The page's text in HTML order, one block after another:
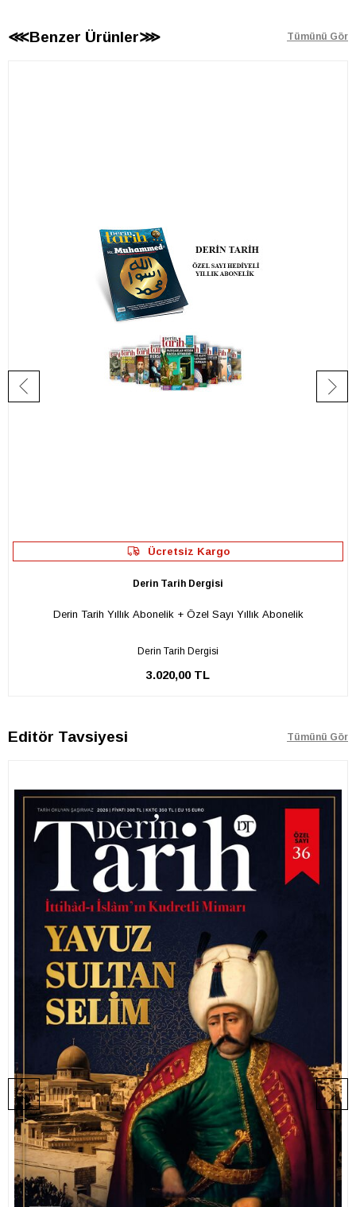
⋘Benzer Ürünler⋙ Tümünü Gör
Ücretsiz Kargo
Derin Tarih Dergisi
Derin Tarih Yıllık Abonelik + Özel Sayı Yıllık Abonelik
Derin Tarih Dergisi
3.020,00 TL
Editör Tavsiyesi Tümünü Gör